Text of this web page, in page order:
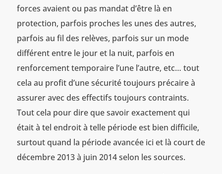
forces avaient ou pas mandat d’être là en
protection, parfois proches les unes des autres,
parfois au fil des relèves, parfois sur un mode
différent entre le jour et la nuit, parfois en
renforcement temporaire l’une l’autre, etc… tout
cela au profit d’une sécurité toujours précaire à
assurer avec des effectifs toujours contraints.
Tout cela pour dire que savoir exactement qui
était à tel endroit à telle période est bien difficile,
surtout quand la période avancée ici et là court de
décembre 2013 à juin 2014 selon les sources.